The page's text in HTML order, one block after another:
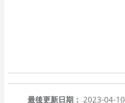
最後更新日期： 2023-04-10